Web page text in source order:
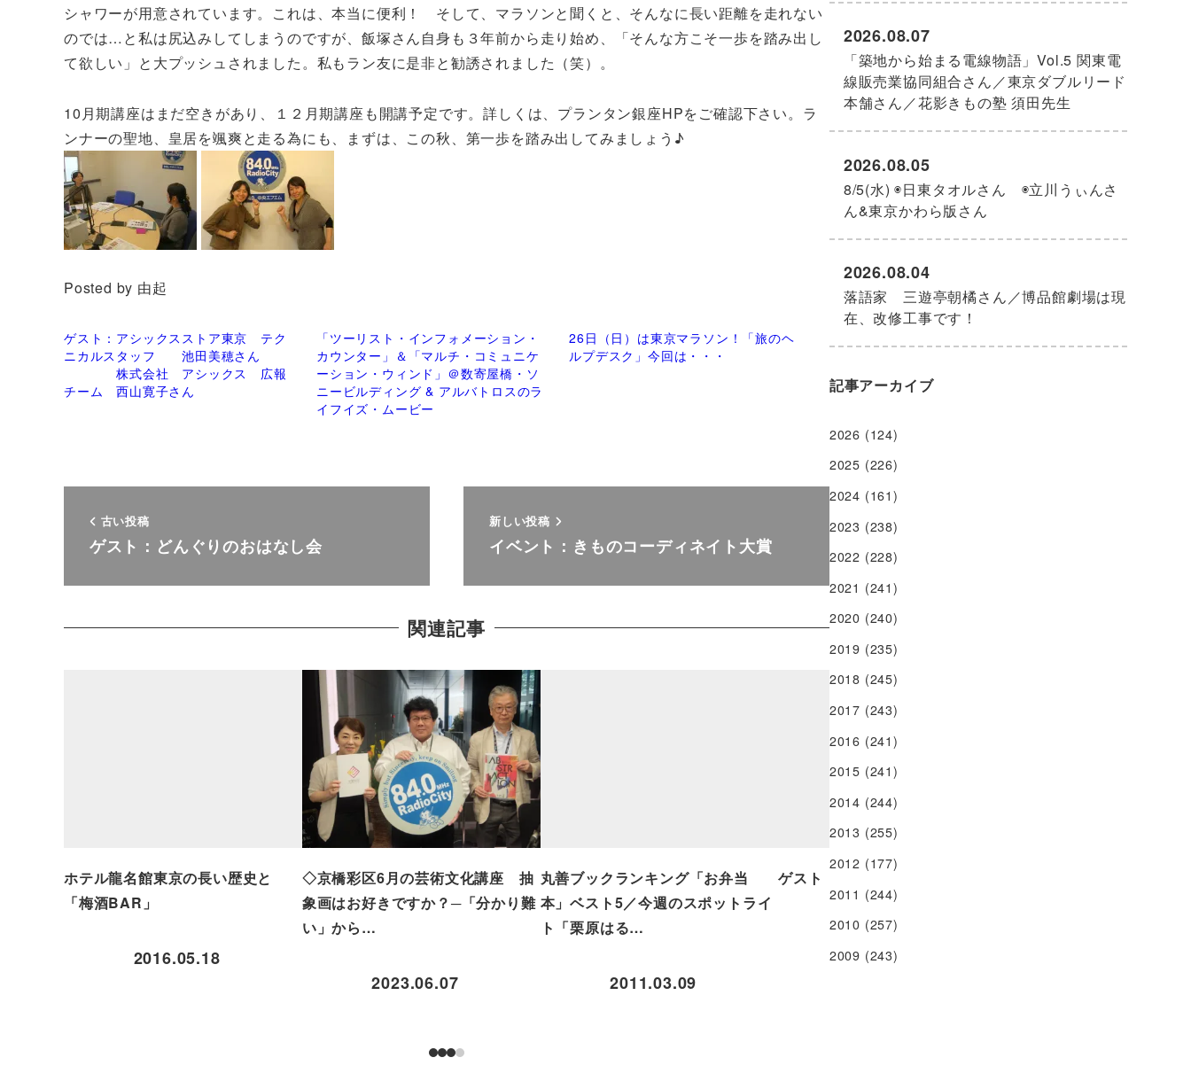
シャワーが用意されています。これは、本当に便利！ そして、マラソンと聞くと、そんなに長い距離を走れない
のでは…と私は尻込みしてしまうのですが、飯塚さん自身も３年前から走り始め、「そんな方こそ一歩を踏み出し
て欲しい」と大プッシュされました。私もラン友に是非と勧誘されました（笑）。
10月期講座はまだ空きがあり、１２月期講座も開講予定です。詳しくは、プランタン銀座HPをご確認下さい。ラ
ンナーの聖地、皇居を颯爽と走る為にも、まずは、この秋、第一歩を踏み出してみましょう♪
Posted by 由起
ゲスト：アシックスストア東京 テク
ニカルスタッフ 池田美穂さん
株式会社 アシックス 広報
チーム 西山寛子さん
「ツーリスト・インフォメーション・
カウンター」＆「マルチ・コミュニケ
ーション・ウィンド」＠数寄屋橋・ソ
ニービルディング & アルバトロスのラ
イフイズ・ムービー
26日（日）は東京マラソン！「旅のヘ
ルプデスク」今回は・・・
古い投稿
ゲスト：どんぐりのおはなし会
新しい投稿
イベント：きものコーディネイト大賞
関連記事
ホテル龍名館東京の長い歴史と
「梅酒BAR」
2016.05.18
◇京橋彩区6月の芸術文化講座 抽
象画はお好きですか？─「分かり難
い」から…
2023.06.07
丸善ブックランキング「お弁当
本」ベスト5／今週のスポットライ
ト「栗原はる…
2011.03.09
ゲスト：二代目橘家蔵之助師匠♪
2009.07.07
「築地から始まる電線物語」Vol.5 関東電
線販売業協同組合さん／東京ダブルリード
本舗さん／花影きもの塾 須田先生
2026.08.07
8/5(水) ◉日東タオルさん ◉立川うぃんさ
ん&東京かわら版さん
2026.08.05
落語家 三遊亭朝橘さん／博品館劇場は現
在、改修工事です！
2026.08.04
記事アーカイブ
2026 (124)
2025 (226)
2024 (161)
2023 (238)
2022 (228)
2021 (241)
2020 (240)
2019 (235)
2018 (245)
2017 (243)
2016 (241)
2015 (241)
2014 (244)
2013 (255)
2012 (177)
2011 (244)
2010 (257)
2009 (243)